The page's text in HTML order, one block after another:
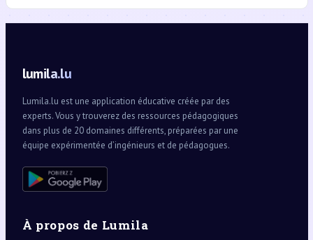
lumila.lu
Lumila.lu est une application éducative créée par des
experts. Vous y trouverez des ressources pédagogiques
dans plus de 20 domaines différents, préparées par une
équipe expérimentée d’ingénieurs et de pédagogues.
À propos de Lumila